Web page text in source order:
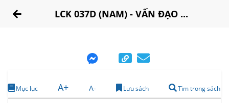
LCK 037D (NAM) - VẤN ĐẠO ...
Mục lục A+ A- Lưu sách Tìm trong sách